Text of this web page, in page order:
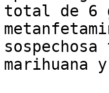
total de 6
marihuana